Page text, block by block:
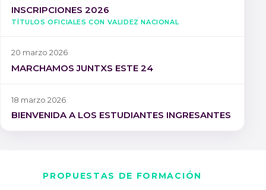
INSCRIPCIONES 2026
Títulos oficiales con validez nacional
20 marzo 2026
MARCHAMOS JUNTXS ESTE 24
18 marzo 2026
BIENVENIDA A LOS ESTUDIANTES INGRESANTES
PROPUESTAS DE FORMACIÓN